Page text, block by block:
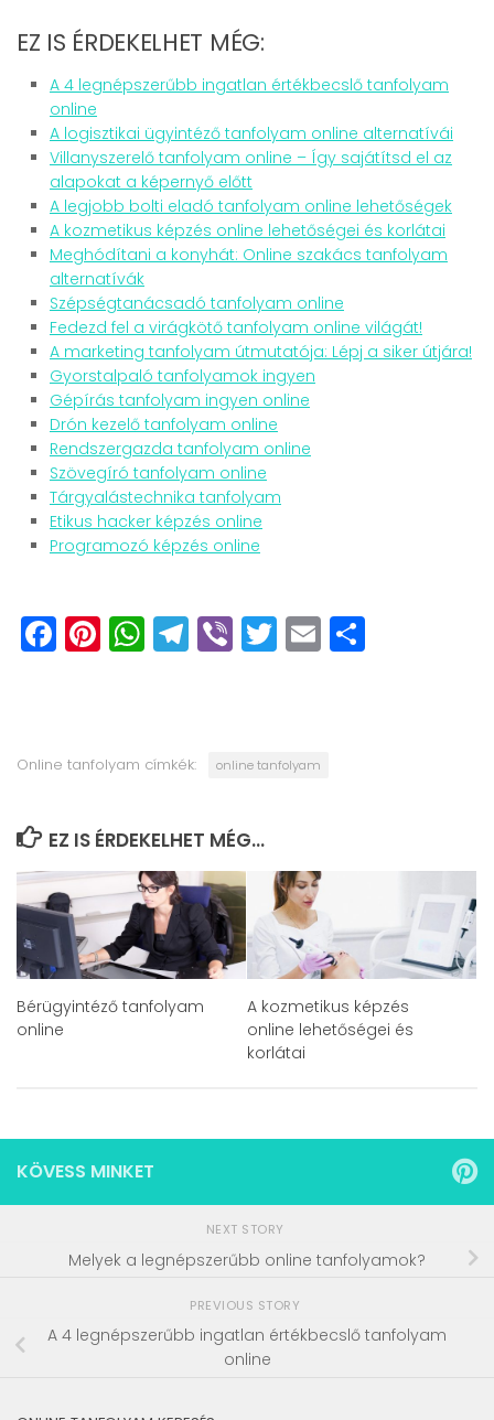
EZ IS ÉRDEKELHET MÉG:
A 4 legnépszerűbb ingatlan értékbecslő tanfolyam
online
A logisztikai ügyintéző tanfolyam online alternatívái
Villanyszerelő tanfolyam online – Így sajátítsd el az
alapokat a képernyő előtt
A legjobb bolti eladó tanfolyam online lehetőségek
A kozmetikus képzés online lehetőségei és korlátai
Meghódítani a konyhát: Online szakács tanfolyam
alternatívák
Szépségtanácsadó tanfolyam online
Fedezd fel a virágkötő tanfolyam online világát!
A marketing tanfolyam útmutatója: Lépj a siker útjára!
Gyorstalpaló tanfolyamok ingyen
Gépírás tanfolyam ingyen online
Drón kezelő tanfolyam online
Rendszergazda tanfolyam online
Szövegíró tanfolyam online
Tárgyalástechnika tanfolyam
Etikus hacker képzés online
Programozó képzés online
Facebook
Pinterest
WhatsApp
Telegram
ViberTwitter
Email
Online tanfolyam címkék: online tanfolyam
EZ IS ÉRDEKELHET MÉG...
Bérügyintéző tanfolyam
online
A kozmetikus képzés
online lehetőségei és
korlátai
KÖVESS MINKET
NEXT STORY
Melyek a legnépszerűbb online tanfolyamok?
PREVIOUS STORY
A 4 legnépszerűbb ingatlan értékbecslő tanfolyam
online